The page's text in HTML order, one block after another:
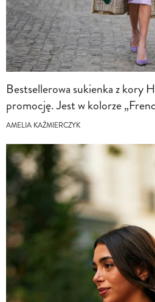
Bestsellerowa sukienka z kory
promocję. Jest w kolorze
AMELIA KAŹMIERCZYK